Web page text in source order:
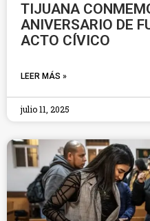
TIJUANA
ANIVERSARIO DE
ACTO CÍVICO
LEER MÁS »
julio 11, 2025